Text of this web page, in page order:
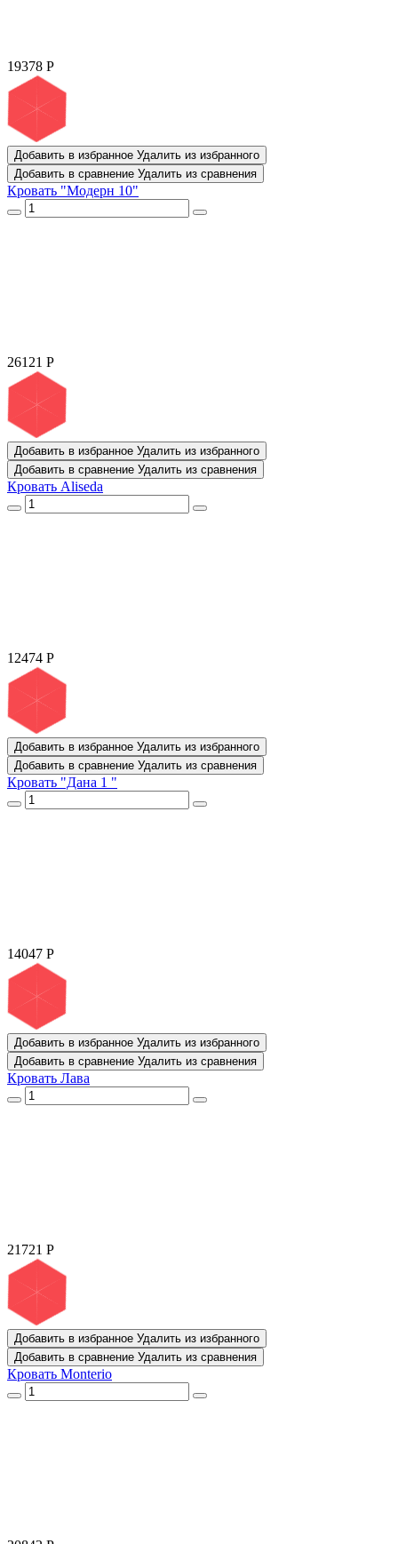
19378 Р
Добавить в избранное Удалить из избранного
Добавить в сравнение Удалить из сравнения
Кровать "Модерн 10"
26121 Р
Добавить в избранное Удалить из избранного
Добавить в сравнение Удалить из сравнения
Кровать Aliseda
12474 Р
Добавить в избранное Удалить из избранного
Добавить в сравнение Удалить из сравнения
Кровать "Дана 1 "
14047 Р
Добавить в избранное Удалить из избранного
Добавить в сравнение Удалить из сравнения
Кровать Лава
21721 Р
Добавить в избранное Удалить из избранного
Добавить в сравнение Удалить из сравнения
Кровать Monterio